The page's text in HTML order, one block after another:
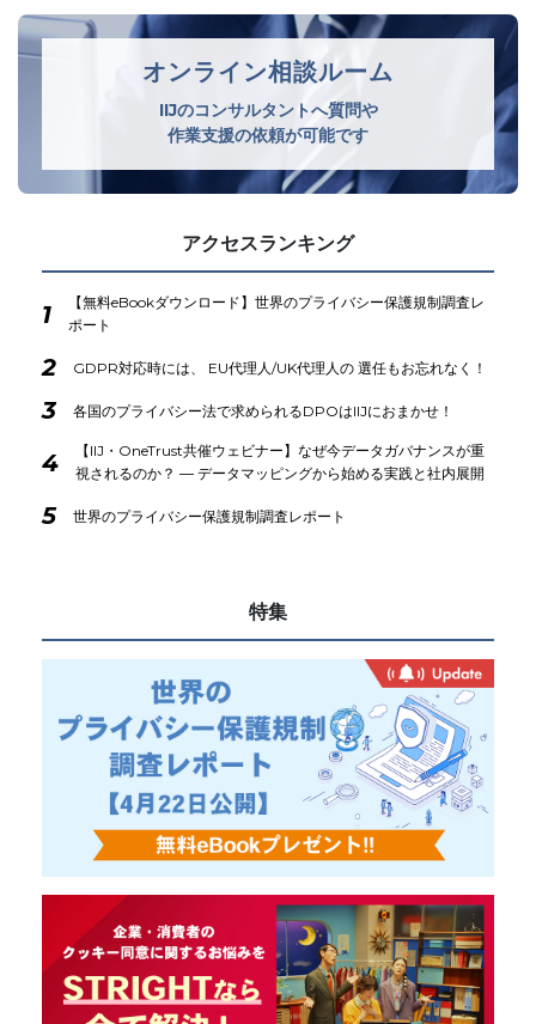
オンライン相談ルーム
IIJのコンサルタントへ質問や
作業支援の依頼が可能です
アクセスランキング
1
【無料eBookダウンロード】世界のプライバシー保護規制調査レ
ポート
2 GDPR対応時には、 EU代理人/UK代理人の 選任もお忘れなく！
3 各国のプライバシー法で求められるDPOはIIJにおまかせ！
4
【IIJ・OneTrust共催ウェビナー】なぜ今データガバナンスが重
視されるのか？ ― データマッピングから始める実践と社内展開
5 世界のプライバシー保護規制調査レポート
特集